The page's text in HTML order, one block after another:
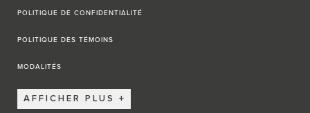
POLITIQUE DE CONFIDENTIALITÉ
POLITIQUE DES TÉMOINS
MODALITÉS
AFFICHER PLUS